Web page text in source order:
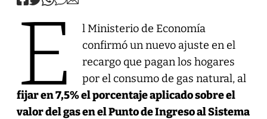
E
l Ministerio de Economía
confirmó un nuevo ajuste en el
recargo que pagan los hogares
por el consumo de gas natural, al
fijar en 7,5% el porcentaje aplicado sobre el
valor del gas en el Punto de Ingreso al Sistema